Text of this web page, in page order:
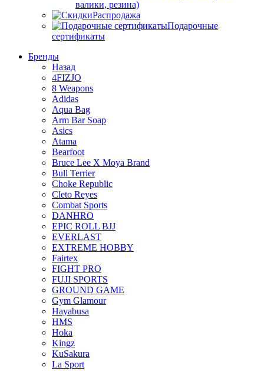
валики, резина)
Распродажа
Подарочные
сертификаты
Бренды
Назад
4FIZJO
8 Weapons
Adidas
Aqua Bag
Arm Bar Soap
Asics
Atama
Bearfoot
Bruce Lee X Moya Brand
Bull Terrier
Choke Republic
Cleto Reyes
Combat Sports
DANHRO
EPIC ROLL BJJ
EVERLAST
EXTREME HOBBY
Fairtex
FIGHT PRO
FUJI SPORTS
GROUND GAME
Gym Glamour
Hayabusa
HMS
Hoka
Kingz
KuSakura
La Sport